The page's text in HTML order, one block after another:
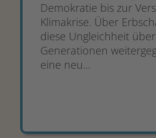
Demokratie bis zur
Klimakrise. Über
diese Ungleichheit über
Generationen
eine neu...